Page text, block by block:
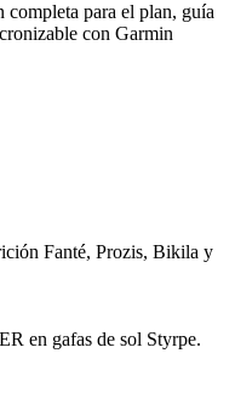
para el plan, guía
con Garmin
Fanté, Prozis, Bikila y
en gafas de sol Styrpe.